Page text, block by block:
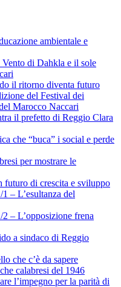
ambientale e
Vento di Dahkla e il sole
il ritorno diventa futuro
del Festival dei
Marocco Naccari
il prefetto di Reggio Clara
che “buca” i social e perde
per mostrare le
futuro di crescita e sviluppo
– L’esultanza del
– L’opposizione frena
a sindaco di Reggio
che c’è da sapere
calabresi del 1946
l’impegno per la parità di